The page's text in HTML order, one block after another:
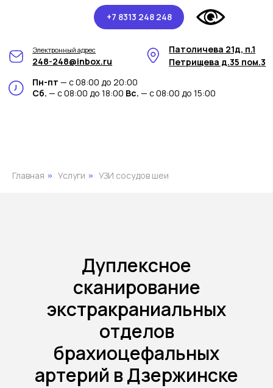
+7 8313 248 248
Пн-пт — с 08:00 до 20:00
Сб.— с 08:00 до 18:00Вс.— с 08:00 до 15:00
Главная » Услуги » УЗИ сосудов шеи
Дуплексное
сканирование
экстракраниальных
отделов
брахиоцефальных
артерий в Дзержинске